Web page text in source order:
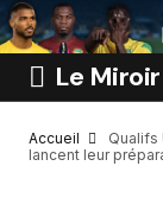
Le
Accueil
Qualifs
lancent leur